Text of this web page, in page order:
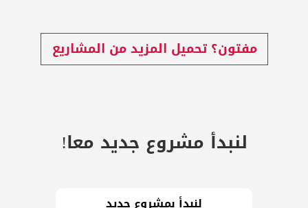
مفتون؟ تحميل المزيد من المشاريع
لنبدأ مشروع جديد معا!